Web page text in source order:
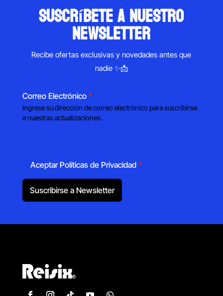
suscríbete a nuestro
newsletter
Recibe ofertas exclusivas y novedades antes que
nadie ✨📩
Correo Electrónico *
Ingrese su dirección de correo electrónico para suscribirse
a nuestras actualizaciones.
Aceptar Políticas de Privacidad *
Suscribirse a Newsletter